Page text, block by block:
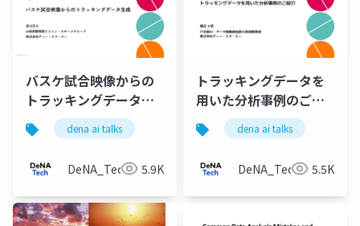
バスケ試合映像からの
トラッキングデータ生
成
dena ai talks
DeNA_Tech 5.9K
トラッキングデータを
用いた分析事例のご紹
介
dena ai talks
DeNA_Tech 5.5K